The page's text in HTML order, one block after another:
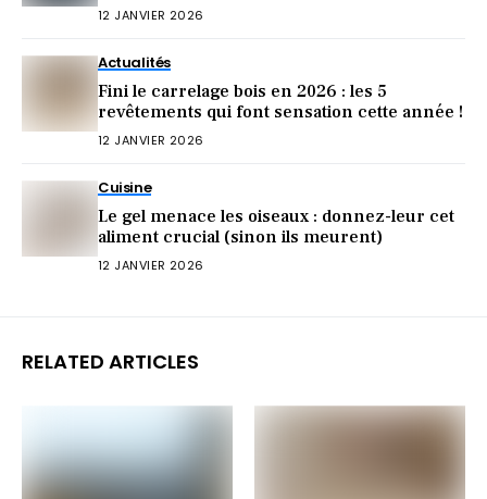
12 JANVIER 2026
Actualités
Fini le carrelage bois en 2026 : les 5
revêtements qui font sensation cette année !
12 JANVIER 2026
Cuisine
Le gel menace les oiseaux : donnez-leur cet
aliment crucial (sinon ils meurent)
12 JANVIER 2026
RELATED ARTICLES